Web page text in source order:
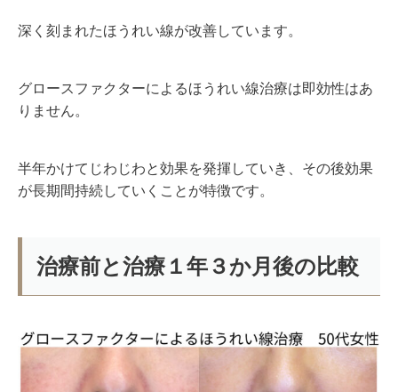
深く刻まれたほうれい線が改善しています。
グロースファクターによるほうれい線治療は即効性はあ
りません。
半年かけてじわじわと効果を発揮していき、その後効果
が長期間持続していくことが特徴です。
治療前と治療１年３か月後の比較